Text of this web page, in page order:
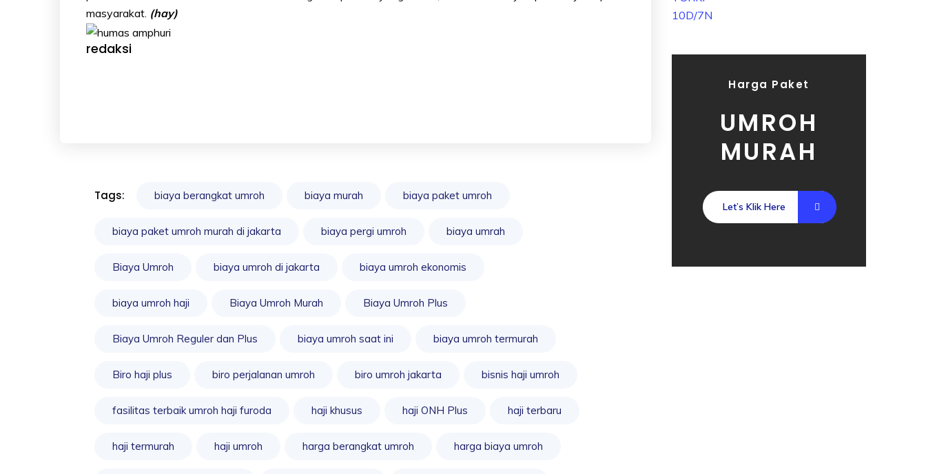
masyarakat. (hay)
redaksi
Tags: biaya berangkat umroh biaya murah biaya paket umroh
biaya paket umroh murah di jakarta biaya pergi umroh biaya umrah
Biaya Umroh biaya umroh di jakarta biaya umroh ekonomis
biaya umroh haji Biaya Umroh Murah Biaya Umroh Plus
Biaya Umroh Reguler dan Plus biaya umroh saat ini biaya umroh termurah
Biro haji plus biro perjalanan umroh biro umroh jakarta bisnis haji umroh
fasilitas terbaik umroh haji furoda haji khusus haji ONH Plus haji terbaru
haji termurah haji umroh harga berangkat umroh harga biaya umroh
Harga Paket
UMROH
MURAH
Let’s Klik Here